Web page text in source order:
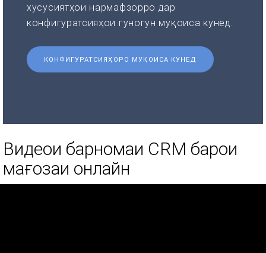
хусусиятҳои нармафзорро дар
конфигуратсияҳои гуногун муқоиса кунед.
КОНФИГУРАТСИЯҲОРО МУҚОИСА КУНЕД
Видеои барномаи CRM барои
мағозаи онлайн